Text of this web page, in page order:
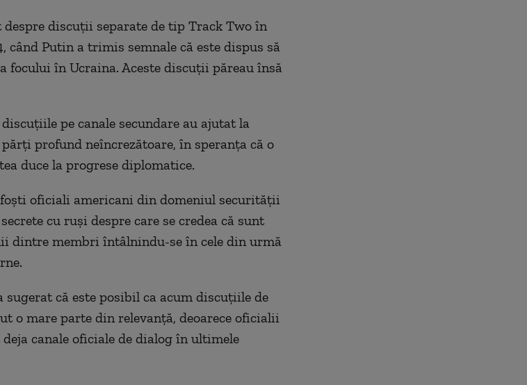
discuţii separate de tip Track Two în
când Putin a trimis semnale că este dispus să
focului în Ucraina. Aceste discuţii păreau însă
pe canale secundare au ajutat la
profund neîncrezătoare, în speranţa că o
duce la progrese diplomatice.
oficiali americani din domeniul securităţii
cu ruşi despre care se credea că sunt
dintre membri întâlnindu-se în cele din urmă
sugerat că este posibil ca acum discuţiile de
o mare parte din relevanţă, deoarece oficialii
canale oficiale de dialog în ultimele